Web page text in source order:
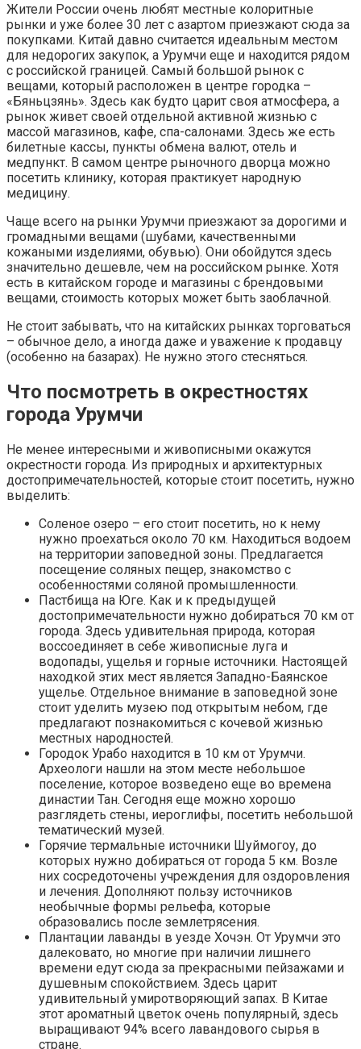
Жители России очень любят местные колоритные
рынки и уже более 30 лет с азартом приезжают сюда за
покупками. Китай давно считается идеальным местом
для недорогих закупок, а Урумчи еще и находится рядом
с российской границей. Самый большой рынок с
вещами, который расположен в центре городка –
«Бяньцзянь». Здесь как будто царит своя атмосфера, а
рынок живет своей отдельной активной жизнью с
массой магазинов, кафе, спа-салонами. Здесь же есть
билетные кассы, пункты обмена валют, отель и
медпункт. В самом центре рыночного дворца можно
посетить клинику, которая практикует народную
медицину.
Чаще всего на рынки Урумчи приезжают за дорогими и
громадными вещами (шубами, качественными
кожаными изделиями, обувью). Они обойдутся здесь
значительно дешевле, чем на российском рынке. Хотя
есть в китайском городе и магазины с брендовыми
вещами, стоимость которых может быть заоблачной.
Не стоит забывать, что на китайских рынках торговаться
– обычное дело, а иногда даже и уважение к продавцу
(особенно на базарах). Не нужно этого стесняться.
Что посмотреть в окрестностях
города Урумчи
Не менее интересными и живописными окажутся
окрестности города. Из природных и архитектурных
достопримечательностей, которые стоит посетить, нужно
выделить:
Соленое озеро – его стоит посетить, но к нему
нужно проехаться около 70 км. Находиться водоем
на территории заповедной зоны. Предлагается
посещение соляных пещер, знакомство с
особенностями соляной промышленности.
Пастбища на Юге. Как и к предыдущей
достопримечательности нужно добираться 70 км от
города. Здесь удивительная природа, которая
воссоединяет в себе живописные луга и
водопады, ущелья и горные источники. Настоящей
находкой этих мест является Западно-Баянское
ущелье. Отдельное внимание в заповедной зоне
стоит уделить музею под открытым небом, где
предлагают познакомиться с кочевой жизнью
местных народностей.
Городок Урабо находится в 10 км от Урумчи.
Археологи нашли на этом месте небольшое
поселение, которое возведено еще во времена
династии Тан. Сегодня еще можно хорошо
разглядеть стены, иероглифы, посетить небольшой
тематический музей.
Горячие термальные источники Шуймогоу, до
которых нужно добираться от города 5 км. Возле
них сосредоточены учреждения для оздоровления
и лечения. Дополняют пользу источников
необычные формы рельефа, которые
образовались после землетрясения.
Плантации лаванды в уезде Хочэн. От Урумчи это
далековато, но многие при наличии лишнего
времени едут сюда за прекрасными пейзажами и
душевным спокойствием. Здесь царит
удивительный умиротворяющий запах. В Китае
этот ароматный цветок очень популярный, здесь
выращивают 94% всего лавандового сырья в
стране.